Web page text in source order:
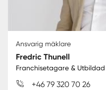
Ansvarig mäklare
Fredric Thunell
Franchisetagare &
+46 79 320 70 26